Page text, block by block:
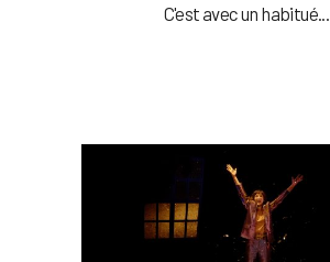
C'est avec un habitué...